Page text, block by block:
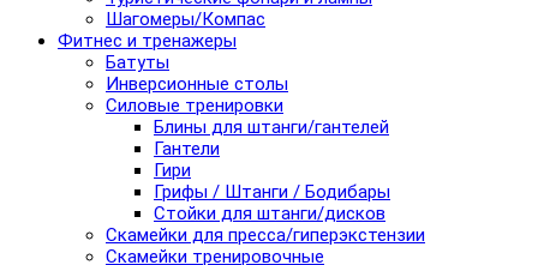
Шагомеры/Компас
Фитнес и тренажеры
Батуты
Инверсионные столы
Силовые тренировки
Блины для штанги/гантелей
Гантели
Гири
Грифы / Штанги / Бодибары
Стойки для штанги/дисков
Скамейки для пресса/гиперэкстензии
Скамейки тренировочные